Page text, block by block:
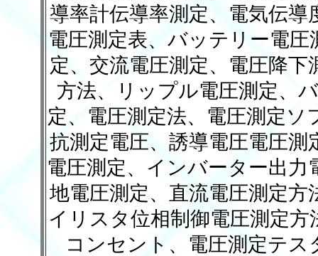
導率計伝導率測定、電気伝
電圧測定表、バッテリー電
定、交流電圧測定、電圧降
方法、リップル電圧測定、
定、電圧測定法、電圧測定
抗測定電圧、誘導電圧電圧測
電圧測定、インバーター出
地電圧測定、直流電圧測定
イリスタ位相制御電圧測定
コンセント、電圧測定テ